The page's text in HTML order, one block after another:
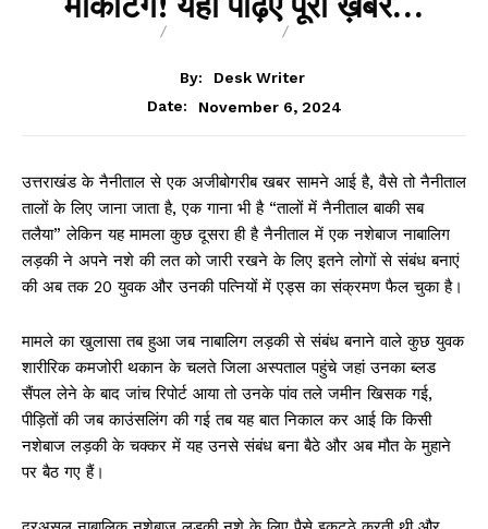
By:
Desk Writer
Date:
November 6, 2024
उत्तराखंड के नैनीताल से एक अजीबोगरीब खबर सामने आई है, वैसे तो नैनीताल
तालों के लिए जाना जाता है, एक गाना भी है “तालों में नैनीताल बाकी सब
तलैया” लेकिन यह मामला कुछ दूसरा ही है नैनीताल में एक नशेबाज नाबालिग
लड़की ने अपने नशे की लत को जारी रखने के लिए इतने लोगों से संबंध बनाएं
की अब तक 20 युवक और उनकी पत्नियों में एड्स का संक्रमण फैल चुका है।
मामले का खुलासा तब हुआ जब नाबालिग लड़की से संबंध बनाने वाले कुछ युवक
शारीरिक कमजोरी थकान के चलते जिला अस्पताल पहुंचे जहां उनका ब्लड
सैंपल लेने के बाद जांच रिपोर्ट आया तो उनके पांव तले जमीन खिसक गई,
पीड़ितों की जब काउंसलिंग की गई तब यह बात निकाल कर आई कि किसी
नशेबाज लड़की के चक्कर में यह उनसे संबंध बना बैठे और अब मौत के मुहाने
पर बैठ गए हैं।